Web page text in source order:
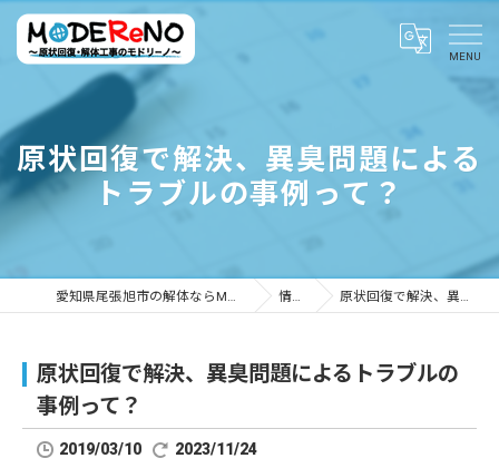
原状回復で解決、異臭問題による
トラブルの事例って？
愛知県尾張旭市の解体ならMODEReNO ～原状回復・解体工事のモドリーノ～ 情報ブログ 原状回復で解決、異臭問題によるトラブルの事例って？
原状回復で解決、異臭問題によるトラブルの
事例って？
2019/03/10 2023/11/24